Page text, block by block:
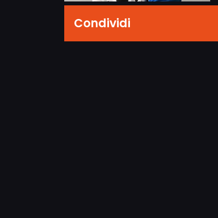
Condividi